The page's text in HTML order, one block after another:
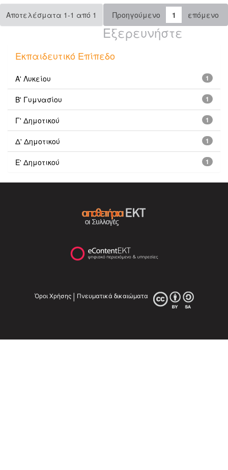
Αποτελέσματα 1-1 από 1 Προηγούμενο 1 επόμενο
Εξερευνήστε
Εκπαιδευτικό Επίπεδο
1
Α' Λυκείου
1
Β' Γυμνασίου
1
Γ' Δημοτικού
1
Δ' Δημοτικού
1
Ε' Δημοτικού